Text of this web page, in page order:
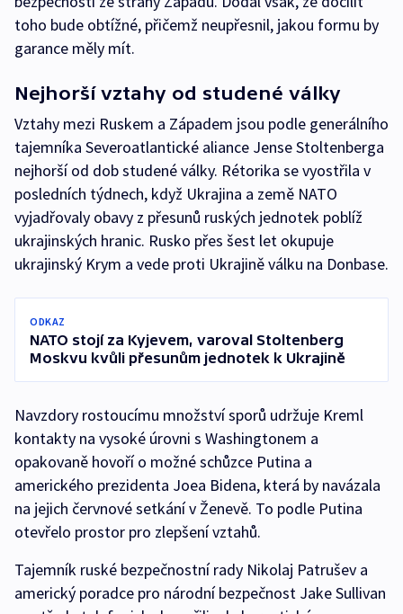
toho bude obtížné, přičemž neupřesnil, jakou formu by
garance měly mít.
Nejhorší vztahy od studené války
Vztahy mezi Ruskem a Západem jsou podle generálního
tajemníka Severoatlantické aliance Jense Stoltenberga
nejhorší od dob studené války. Rétorika se vyostřila v
posledních týdnech, když Ukrajina a země NATO
vyjadřovaly obavy z přesunů ruských jednotek poblíž
ukrajinských hranic. Rusko přes šest let okupuje
ukrajinský Krym a vede proti Ukrajině válku na Donbase.
ODKAZ
NATO stojí za Kyjevem, varoval Stoltenberg
Moskvu kvůli přesunům jednotek k Ukrajině
Navzdory rostoucímu množství sporů udržuje Kreml
kontakty na vysoké úrovni s Washingtonem a
opakovaně hovoří o možné schůzce Putina a
amerického prezidenta Joea Bidena, která by navázala
na jejich červnové setkání v Ženevě. To podle Putina
otevřelo prostor pro zlepšení vztahů.
Tajemník ruské bezpečnostní rady Nikolaj Patrušev a
americký poradce pro národní bezpečnost Jake Sullivan